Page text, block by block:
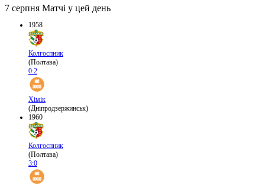
7 серпня Матчі у цей день
1958
Колгоспник
(Полтава)
0:2
Хімік
(Дніпродзержинськ)
1960
Колгоспник
(Полтава)
3:0